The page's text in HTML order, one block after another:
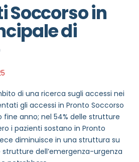
Soccorso in
di
di una ricerca sugli accessi nei
gli accessi in Pronto Soccorso
anno; nel 54% delle strutture
i pazienti sostano in Pronto
diminuisce in una struttura su
dell’emergenza-urgenza